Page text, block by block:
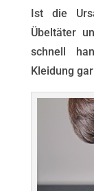
Ist die
Übeltäter
schnell
Kleidung